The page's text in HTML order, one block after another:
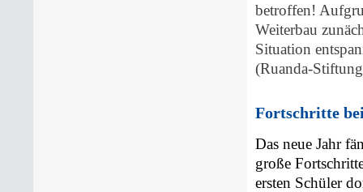
betroffen!
Weiterbau
Situation
(Ruanda-
Fortschritte
Das neue Jahr
große
ersten Schüler